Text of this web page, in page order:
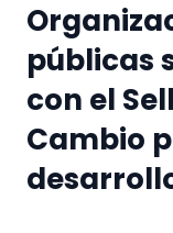
públicas
con el
Cambio